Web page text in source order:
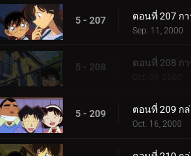
5 - 207
Sep. 11, 2000
5 - 208
Oct. 09, 2000
5 - 209
Oct. 16, 2000